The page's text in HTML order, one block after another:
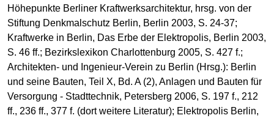
Höhepunkte Berliner Kraftwerksarchitektur, hrsg. von der
Stiftung Denkmalschutz Berlin, Berlin 2003, S. 24-37;
Kraftwerke in Berlin, Das Erbe der Elektropolis, Berlin 2003,
S. 46 ff.; Bezirkslexikon Charlottenburg 2005, S. 427 f.;
Architekten- und Ingenieur-Verein zu Berlin (Hrsg.): Berlin
und seine Bauten, Teil X, Bd. A (2), Anlagen und Bauten für
Versorgung - Stadttechnik, Petersberg 2006, S. 197 f., 212
ff., 236 ff., 377 f. (dort weitere Literatur); Elektropolis Berlin,